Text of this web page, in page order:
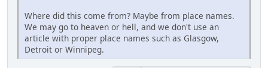
Where did this come from? Maybe from place names.
We may go to heaven or hell, and we don't use an
article with proper place names such as Glasgow,
Detroit or Winnipeg.